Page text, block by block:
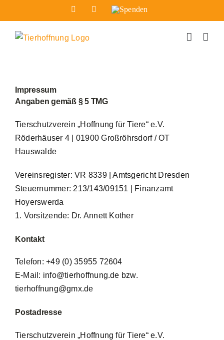
Inhalt
springen
FacebookInstagram
Spenden
Impressum
Angaben gemäß § 5 TMG
Tierschutzverein „Hoffnung für Tiere“ e.V.
Röderhäuser 4 | 01900 Großröhrsdorf / OT
Hauswalde
Vereinsregister: VR 8339 | Amtsgericht Dresden
Steuernummer: 213/143/09151 | Finanzamt
Hoyerswerda
1. Vorsitzende: Dr. Annett Kother
Kontakt
Telefon: +49 (0) 35955 72604
E-Mail: info@tierhoffnung.de bzw.
tierhoffnung@gmx.de
Postadresse
Tierschutzverein „Hoffnung für Tiere“ e.V.